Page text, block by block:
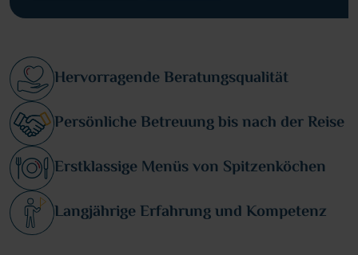
Hervorragende Beratungsqualität
Persönliche Betreuung bis nach der Reise
Erstklassige Menüs von Spitzenköchen
Langjährige Erfahrung und Kompetenz